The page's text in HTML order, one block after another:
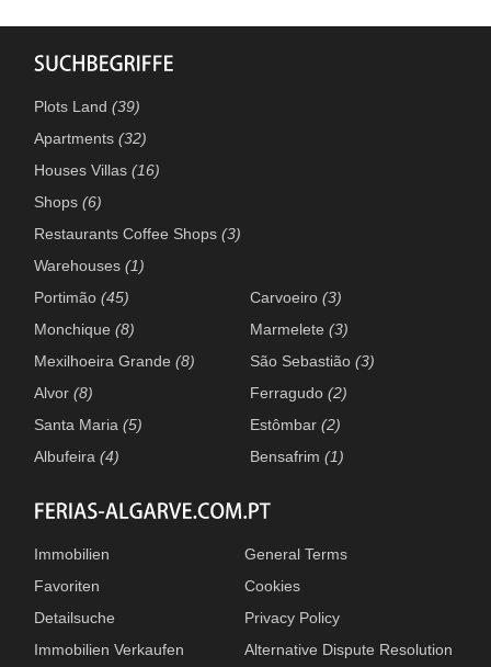
Plots Land(39)
Apartments(32)
Houses Villas(16)
Shops(6)
Restaurants Coffee Shops(3)
Warehouses(1)
Portimão(45)
Monchique(8)
Mexilhoeira Grande(8)
Alvor(8)
Santa Maria(5)
Albufeira(4)
Carvoeiro(3)
Marmelete(3)
São Sebastião(3)
Ferragudo(2)
Estômbar(2)
Bensafrim(1)
Immobilien
Favoriten
Detailsuche
Immobilien Verkaufen
General Terms
Cookies
Privacy Policy
Alternative Dispute Resolution